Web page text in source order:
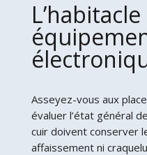
Asseyez-vous aux
évaluer l’état général
cuir doivent conserver
affaissement ni